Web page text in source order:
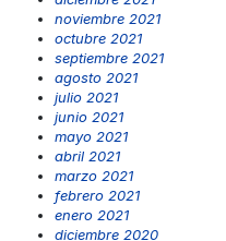
noviembre 2021
octubre 2021
septiembre 2021
agosto 2021
julio 2021
junio 2021
mayo 2021
abril 2021
marzo 2021
febrero 2021
enero 2021
diciembre 2020